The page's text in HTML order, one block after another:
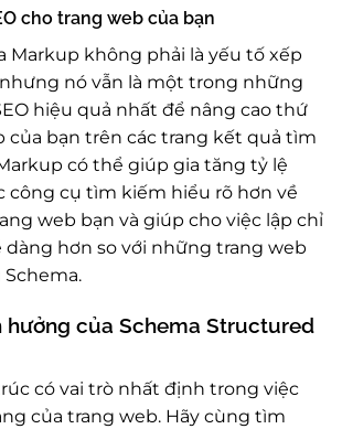
cho trang web của bạn
Markup không phải là yếu tố xếp
nó vẫn là một trong những
hiệu quả nhất để nâng cao thứ
của bạn trên các trang kết quả tìm
có thể giúp gia tăng tỷ lệ
công cụ tìm kiếm hiểu rõ hơn về
web bạn và giúp cho việc lập chỉ
hơn so với những trang web
hưởng của Schema Structured
có vai trò nhất định trong việc
của trang web. Hãy cùng tìm